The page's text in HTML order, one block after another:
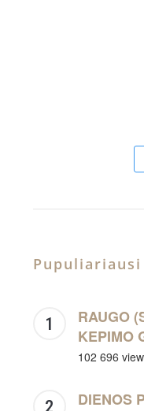
Pupuliariausi
RAUGO
KEPIMO
102 696
DIENOS